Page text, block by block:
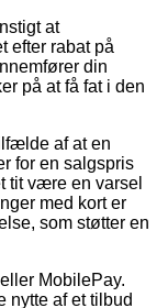
at
efter rabat på
din
på at få fat i den
af at en
for en salgspris
tit være en varsel
med kort er
som støtter en
MobilePay.
nytte af et tilbud